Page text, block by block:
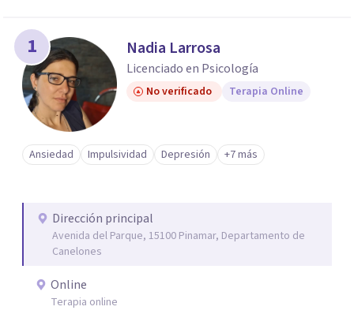
1 Nadia Larrosa
Licenciado en Psicología
No verificado Terapia Online
Ansiedad Impulsividad Depresión +7 más
Dirección principal
Avenida del Parque, 15100 Pinamar, Departamento de
Canelones
Online
Terapia online